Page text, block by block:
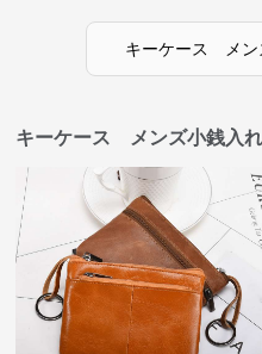
キーケース メン
キーケース メンズ小銭入